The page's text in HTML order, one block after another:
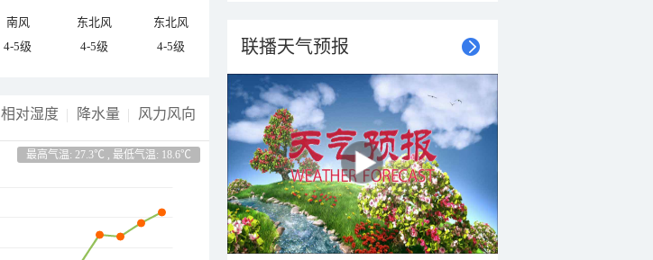
南风 东北风
东北风
4-5级 4-5级 4-5级
相对湿度 降水量 风力风向
最高气温: 27.3℃ , 最低气温: 18.6℃
联播天气预报